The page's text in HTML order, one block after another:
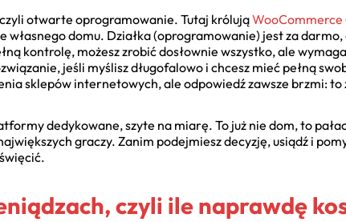
otwarte oprogramowanie. Tutaj królująWooCommerce
własnego domu. Działka (oprogramowanie) jest za
kontrolę, możesz zrobić dosłownie wszystko, ale
jeśli myślisz długofalowo i chcesz mieć pełną
sklepów internetowych, ale odpowiedź zawsze brzmi: to
dedykowane, szyte na miarę. To już nie dom, to
graczy. Zanim podejmiesz decyzję, usiądź i
czyli ile naprawdę